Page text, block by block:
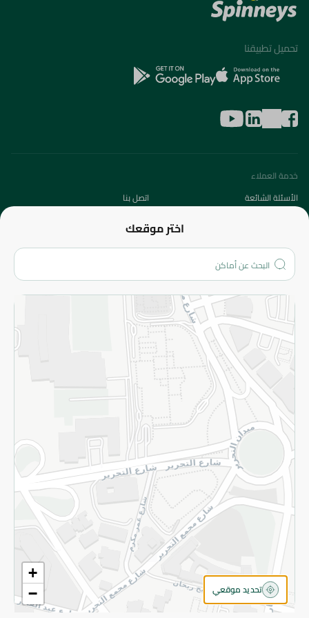
اختر موقعك
+
−
تحديد موقعي
تحميل تطبيقنا
خدمة العملاء
الأسئلة الشائعة
اتصل بنا
من نحن؟
الفروع
المزيد
الاسترجاع
سياسة الاستخدام
سياسة الخصوصية
قم بالتسجيل للنشرة
©2026 - Spinneys | جميع الحقوق محفوظة